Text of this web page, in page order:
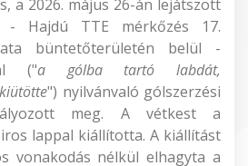
a 2026. május 26-án lejátszott
- Hajdú TTE mérkőzés 17.
büntetőterületén belül -
("a gólba tartó labdát,
") nyilvánvaló gólszerzési
meg. A vétkest a
lappal kiállította. A kiállítást
vonakodás nélkül elhagyta a